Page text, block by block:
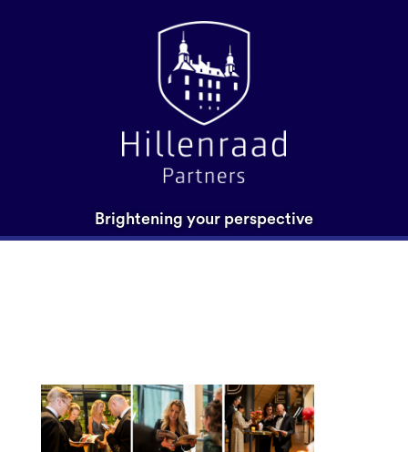
Brightening your perspective